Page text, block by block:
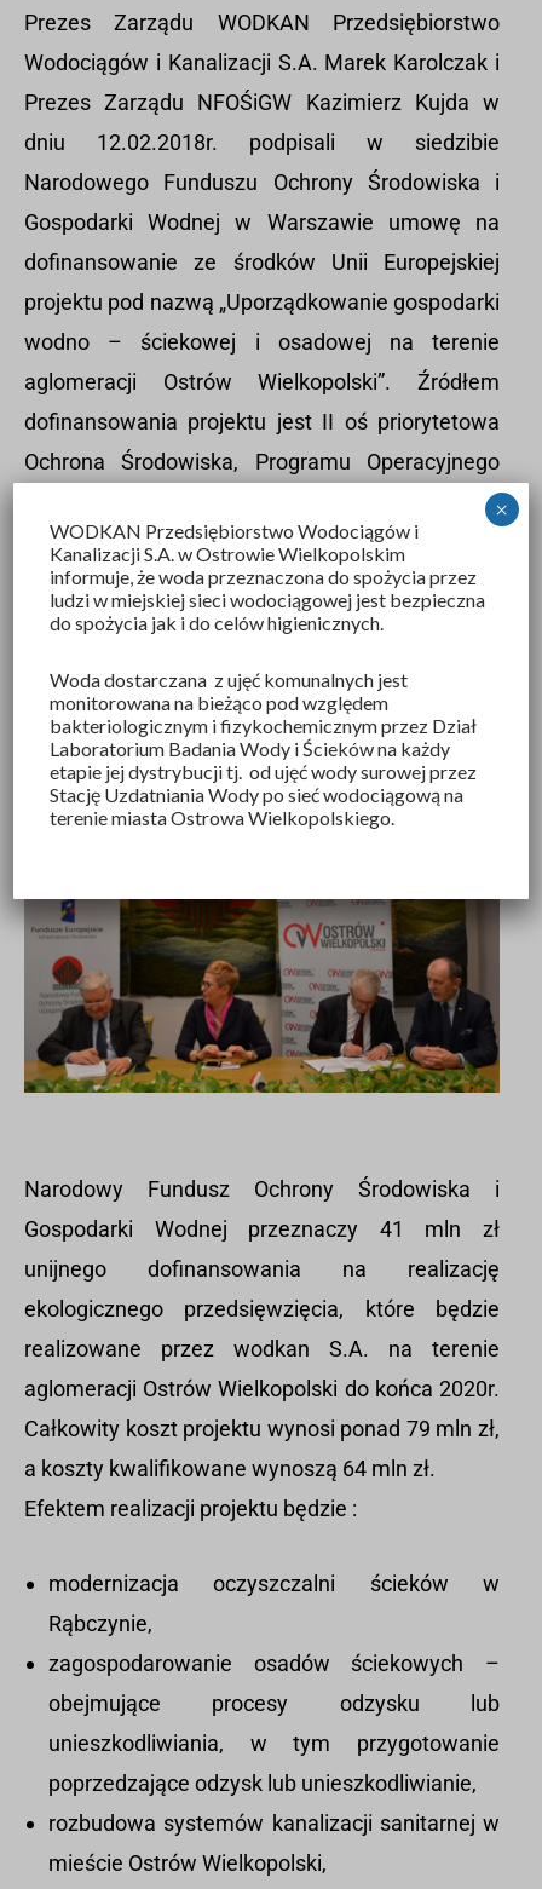
Prezes Zarządu WODKAN Przedsiębiorstwo
Wodociągów i Kanalizacji S.A. Marek Karolczak i
Prezes Zarządu NFOŚiGW Kazimierz Kujda w
dniu 12.02.2018r. podpisali w siedzibie
Narodowego Funduszu Ochrony Środowiska i
Gospodarki Wodnej w Warszawie umowę na
dofinansowanie ze środków Unii Europejskiej
projektu pod nazwą „Uporządkowanie gospodarki
wodno – ściekowej i osadowej na terenie
aglomeracji Ostrów Wielkopolski”. Źródłem
dofinansowania projektu jest II oś priorytetowa
Ochrona Środowiska, Programu Operacyjnego
Narodowy Fundusz Ochrony Środowiska i
Gospodarki Wodnej przeznaczy 41 mln zł
unijnego dofinansowania na realizację
ekologicznego przedsięwzięcia, które będzie
realizowane przez wodkan S.A. na terenie
aglomeracji Ostrów Wielkopolski do końca 2020r.
Całkowity koszt projektu wynosi ponad 79 mln zł,
a koszty kwalifikowane wynoszą 64 mln zł.
Efektem realizacji projektu będzie :
modernizacja oczyszczalni ścieków w
Rąbczynie,
zagospodarowanie osadów ściekowych –
obejmujące procesy odzysku lub
unieszkodliwiania, w tym przygotowanie
poprzedzające odzysk lub unieszkodliwianie,
rozbudowa systemów kanalizacji sanitarnej w
mieście Ostrów Wielkopolski,
WODKAN Przedsiębiorstwo Wodociągów i
Kanalizacji S.A . w Ostrowie Wielkopolskim
informuje, że woda przeznaczona do spożycia przez
ludzi w miejskiej sieci wodociągowej jest bezpieczna
do spożycia jak i do celów higienicznych.
Woda dostarczana z ujęć komunalnych jest
monitorowana na bieżąco pod względem
bakteriologicznym i fizykochemicznym przez Dział
Laboratorium Badania Wody i Ścieków na każdy
etapie jej dystrybucji tj. od ujęć wody surowej przez
Stację Uzdatniania Wody po sieć wodociągową na
terenie miasta Ostrowa Wielkopolskiego.
×